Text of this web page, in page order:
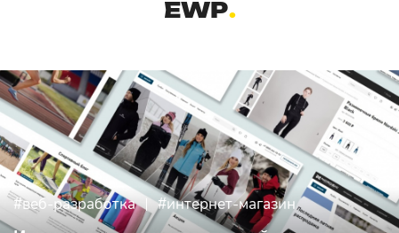
EWP
#веб-разработка #интернет-магазин